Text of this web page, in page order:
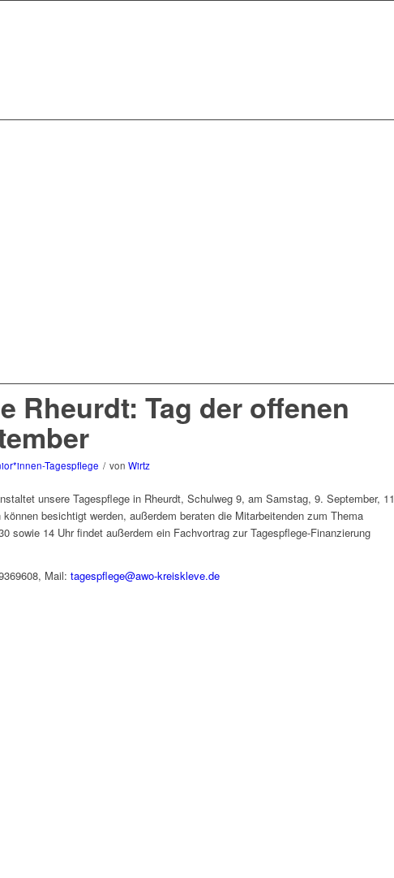
Rheurdt: Tag der offenen
Tagespflege / von Wirtz
unsere Tagespflege in Rheurdt, Schulweg 9, am Samstag, 9. September, 11
besichtigt werden, außerdem beraten die Mitarbeitenden zum Thema
sowie 14 Uhr findet außerdem ein Fachvortrag zur Tagespflege-Finanzierung
Mail: tagespflege@awo-kreiskleve.de